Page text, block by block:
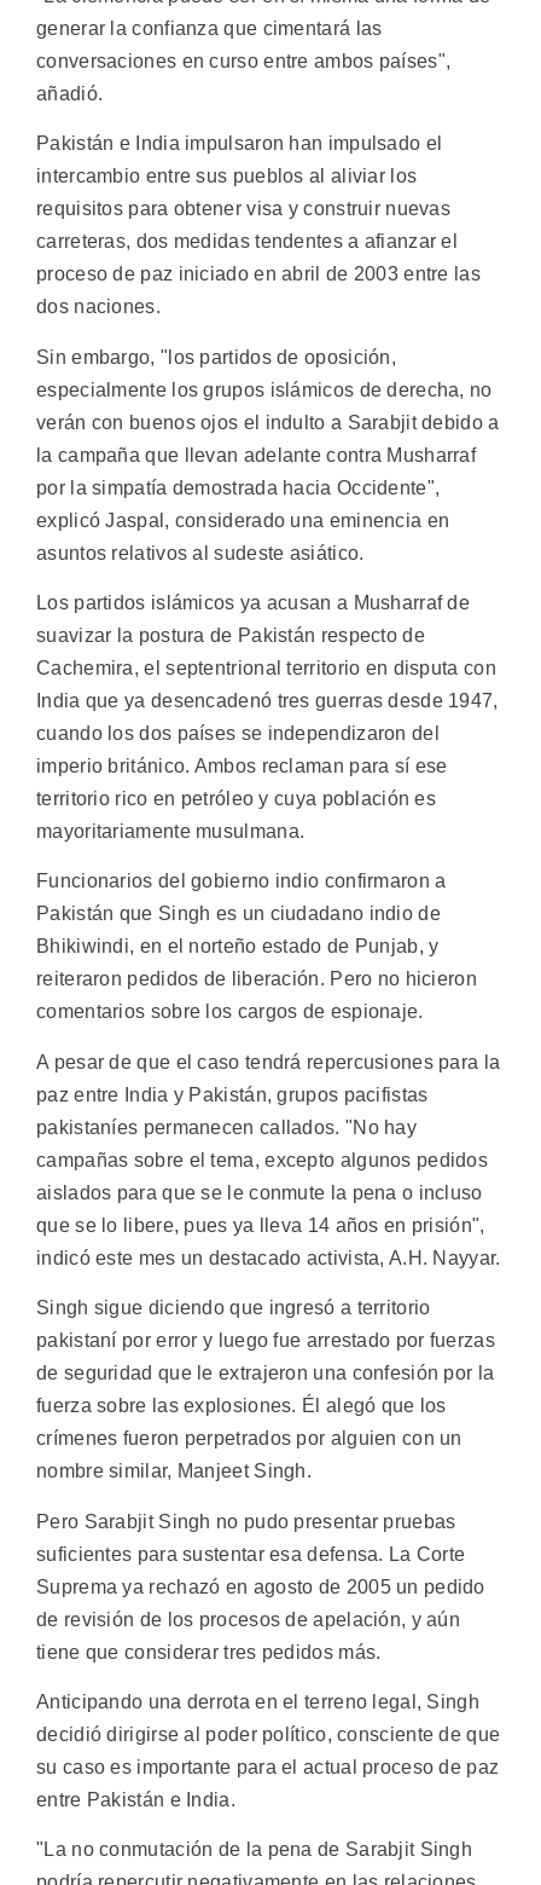
generar la confianza que cimentará las
conversaciones en curso entre ambos países",
añadió.
Pakistán e India impulsaron han impulsado el
intercambio entre sus pueblos al aliviar los
requisitos para obtener visa y construir nuevas
carreteras, dos medidas tendentes a afianzar el
proceso de paz iniciado en abril de 2003 entre las
dos naciones.
Sin embargo, "los partidos de oposición,
especialmente los grupos islámicos de derecha, no
verán con buenos ojos el indulto a Sarabjit debido a
la campaña que llevan adelante contra Musharraf
por la simpatía demostrada hacia Occidente",
explicó Jaspal, considerado una eminencia en
asuntos relativos al sudeste asiático.
Los partidos islámicos ya acusan a Musharraf de
suavizar la postura de Pakistán respecto de
Cachemira, el septentrional territorio en disputa con
India que ya desencadenó tres guerras desde 1947,
cuando los dos países se independizaron del
imperio británico. Ambos reclaman para sí ese
territorio rico en petróleo y cuya población es
mayoritariamente musulmana.
Funcionarios del gobierno indio confirmaron a
Pakistán que Singh es un ciudadano indio de
Bhikiwindi, en el norteño estado de Punjab, y
reiteraron pedidos de liberación. Pero no hicieron
comentarios sobre los cargos de espionaje.
A pesar de que el caso tendrá repercusiones para la
paz entre India y Pakistán, grupos pacifistas
pakistaníes permanecen callados. "No hay
campañas sobre el tema, excepto algunos pedidos
aislados para que se le conmute la pena o incluso
que se lo libere, pues ya lleva 14 años en prisión",
indicó este mes un destacado activista, A.H. Nayyar.
Singh sigue diciendo que ingresó a territorio
pakistaní por error y luego fue arrestado por fuerzas
de seguridad que le extrajeron una confesión por la
fuerza sobre las explosiones. Él alegó que los
crímenes fueron perpetrados por alguien con un
nombre similar, Manjeet Singh.
Pero Sarabjit Singh no pudo presentar pruebas
suficientes para sustentar esa defensa. La Corte
Suprema ya rechazó en agosto de 2005 un pedido
de revisión de los procesos de apelación, y aún
tiene que considerar tres pedidos más.
Anticipando una derrota en el terreno legal, Singh
decidió dirigirse al poder político, consciente de que
su caso es importante para el actual proceso de paz
entre Pakistán e India.
"La no conmutación de la pena de Sarabjit Singh